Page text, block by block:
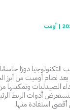
| أومت
التكنولوجيا دورًا
نظام أوميت من أبرز
الصيدليات
أدوات الربط
استفادة منها.